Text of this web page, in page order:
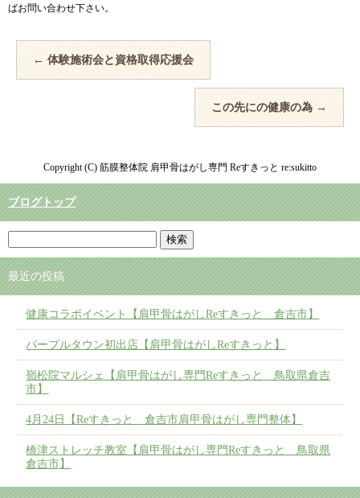
ばお問い合わせ下さい。
← 体験施術会と資格取得応援会
この先にの健康の為 →
Copyright (C) 筋膜整体院 肩甲骨はがし専門 Reすきっと re:sukitto
ブログトップ
最近の投稿
健康コラボイベント【肩甲骨はがしReすきっと 倉吉市】
パープルタウン初出店【肩甲骨はがしReすきっと】
嶺松院マルシェ【肩甲骨はがし専門Reすきっと 鳥取県倉吉
市】
4月24日【Reすきっと 倉吉市肩甲骨はがし専門整体】
橋津ストレッチ教室【肩甲骨はがし専門Reすきっと 鳥取県
倉吉市】